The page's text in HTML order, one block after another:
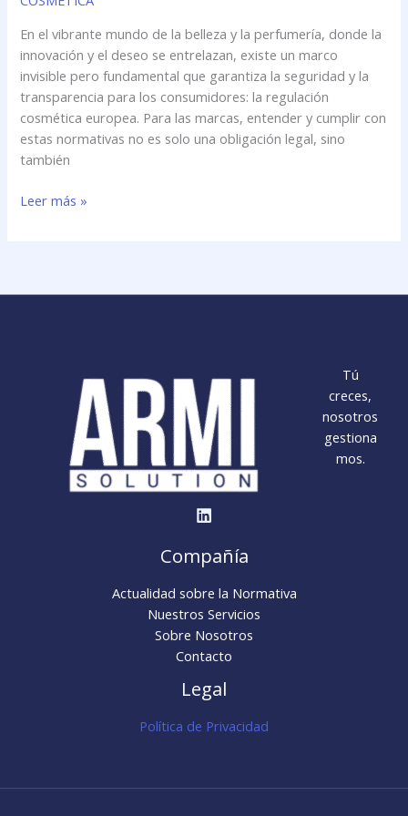
En el vibrante mundo de la belleza y la perfumería, donde la
innovación y el deseo se entrelazan, existe un marco
invisible pero fundamental que garantiza la seguridad y la
transparencia para los consumidores: la regulación
cosmética europea. Para las marcas, entender y cumplir con
estas normativas no es solo una obligación legal, sino
también
Navegando
Normativa
Cosmética
Europea
Leer más »
Tú
creces,
nosotros
gestiona
mos.
Compañía
Actualidad sobre la Normativa
Nuestros Servicios
Sobre Nosotros
Contacto
Legal
Política de Privacidad